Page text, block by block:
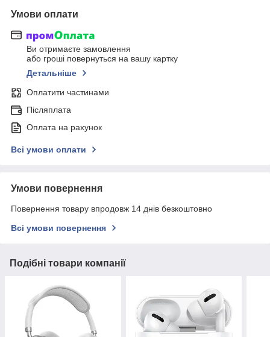
Умови оплати
Ви отримаєте замовлення
або гроші повернуться на вашу картку
Детальніше
Оплатити частинами
Післяплата
Оплата на рахунок
Всі умови оплати
Умови повернення
Повернення товару впродовж 14 днів безкоштовно
Всі умови повернення
Подібні товари компанії